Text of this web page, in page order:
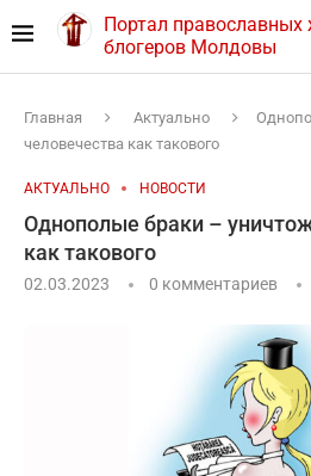
Портал православных
блогеров Молдовы
Главная Актуально
человечества как такового
АКТУАЛЬНО НОВОСТИ
Однополые браки –
как такового
02.03.2023 0 комментариев